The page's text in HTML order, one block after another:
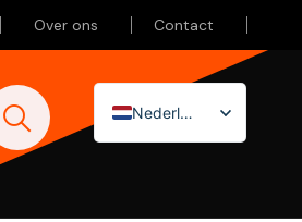
Over ons Contact
Nederlands
English (UK)